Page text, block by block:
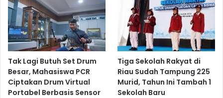
Tak Lagi Butuh Set Drum
Besar, Mahasiswa PCR
Ciptakan Drum Virtual
Portabel Berbasis Sensor
Tiga Sekolah Rakyat di
Riau Sudah Tampung 225
Murid, Tahun Ini Tambah 1
Sekolah Baru